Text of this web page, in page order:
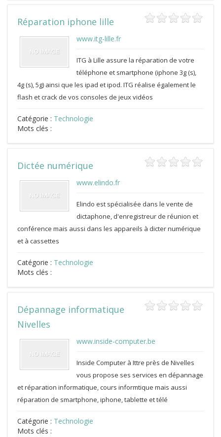
Réparation iphone lille
www.itg-lille.fr
ITG à Lille assure la réparation de votre
téléphone et smartphone (iphone 3g (s),
4g (s), 5g) ainsi que les ipad et ipod. ITG réalise également le
flash et crack de vos consoles de jeux vidéos
Catégorie : Technologie
Mots clés :
Dictée numérique
www.elindo.fr
Elindo est spécialisée dans le vente de
dictaphone, d'enregistreur de réunion et
conférence mais aussi dans les appareils à dicter numérique
et à cassettes
Catégorie : Technologie
Mots clés :
Dépannage informatique
Nivelles
www.inside-computer.be
Inside Computer à Ittre près de Nivelles
vous propose ses services en dépannage
et réparation informatique, cours informtique mais aussi
réparation de smartphone, iphone, tablette et télé
Catégorie : Technologie
Mots clés :